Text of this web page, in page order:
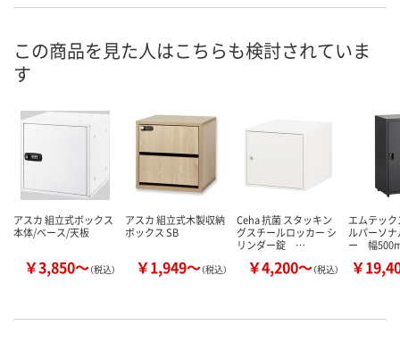
お申込番
在庫 直送品 直送品 直送品
数量
この商品を見た人はこちらも検討されていま
す
アスカ 組立式ボックス
本体/ベース/天板
￥3,850～（税込）
アスカ 組立式木製収納
ボックス SB
￥1,949～（税込）
Ceha 抗菌 スタッキン
グスチールロッカー シ
リンダー錠 …
￥4,200～（税込）
エムテッ
ルパーソ
ー 幅
￥